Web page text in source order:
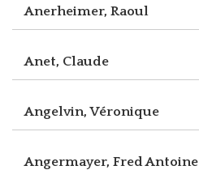
Anerheimer, Raoul
Anet, Claude
Angelvin, Véronique
Angermayer, Fred Antoine